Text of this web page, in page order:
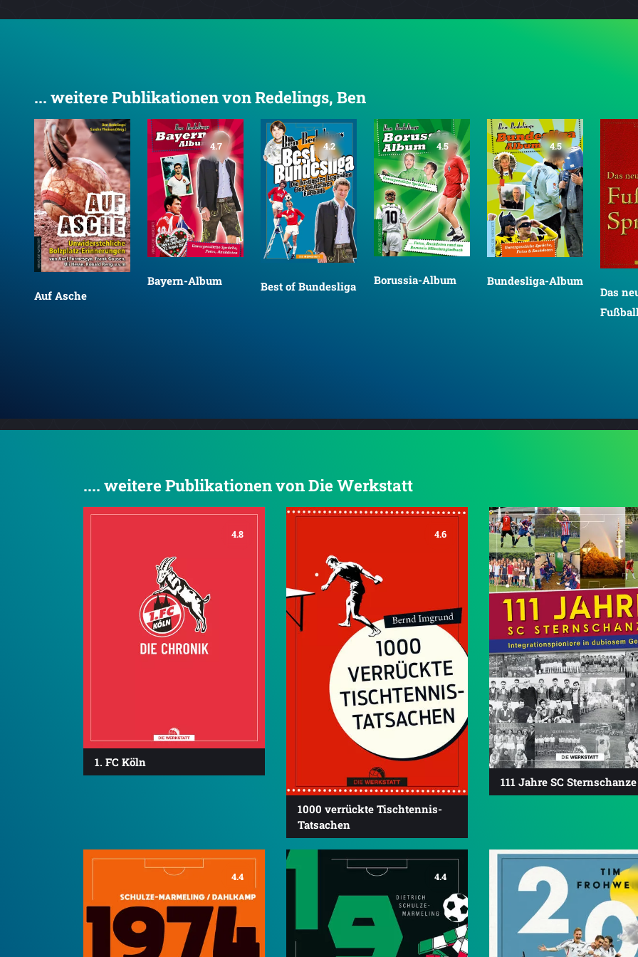
... weitere Publikationen von Redelings, Ben
Auf Asche
4.7
Bayern-Album
4.2
Best of Bundesliga
4.5
Borussia-Album
4.5
Bundesliga-Album
Das
.... weitere Publikationen von Die Werkstatt
4.8
1. FC Köln
4.6
1000 verrückte Tischtennis-
Tatsachen
111 Jahre SC Sternschanze
4.4 4.4